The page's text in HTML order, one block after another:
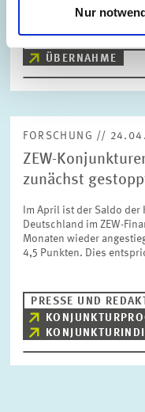
Nur
ÜBERNAHME
FORSCHUNG //
ZEW-
zunächst
Im April ist der Saldo
Deutschland im ZEW-
Monaten wieder
4,5 Punkten. Dies
PRESSE UND